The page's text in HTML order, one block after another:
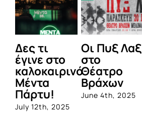
Δες τι
έγινε στο
καλοκαιρινό
Μέντα
Πάρτυ!
July 12th, 2025
Οι Πυξ Λαξ
στο
Θέατρο
Βράχων
June 4th, 2025